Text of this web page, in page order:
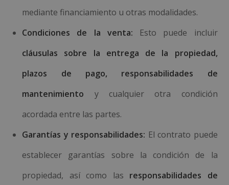
mediante financiamiento u otras modalidades.
Condiciones de la venta: Esto puede incluir
cláusulas sobre la entrega de la propiedad,
plazos de pago, responsabilidades de
mantenimiento y cualquier otra condición
acordada entre las partes.
Garantías y responsabilidades: El contrato puede
establecer garantías sobre la condición de la
propiedad, así como las responsabilidades de